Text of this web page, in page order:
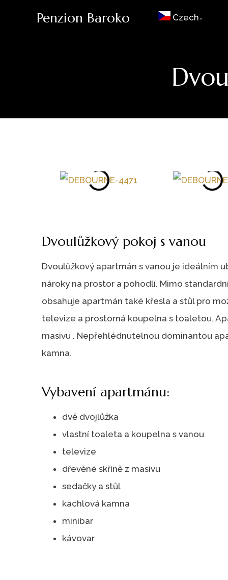
Penzion Baroko Czech ▼
Dvoulůžkový pokoj s vanou
Dvoulůžkový apartmán s vanou je ideálním
nároky na prostor a pohodlí. Mimo
obsahuje apartmán také křesla a stůl pro
televize a prostorná koupelna s toaletou.
masivu . Nepřehlédnutelnou dominantou
kamna.
Vybavení apartmánu:
dvě dvojlůžka
vlastní toaleta a koupelna s vanou
televize
dřevěné skříně z masivu
sedačky a stůl
kachlová kamna
minibar
kávovar